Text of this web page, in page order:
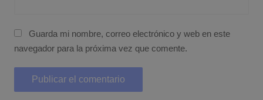
Guarda mi nombre, correo electrónico y web en este
navegador para la próxima vez que comente.